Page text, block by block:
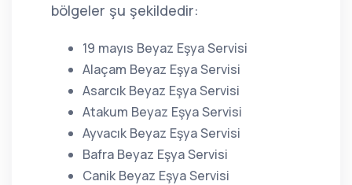
bölgeler şu şekildedir:
19 mayıs Beyaz Eşya Servisi
Alaçam Beyaz Eşya Servisi
Asarcık Beyaz Eşya Servisi
Atakum Beyaz Eşya Servisi
Ayvacık Beyaz Eşya Servisi
Bafra Beyaz Eşya Servisi
Canik Beyaz Eşya Servisi